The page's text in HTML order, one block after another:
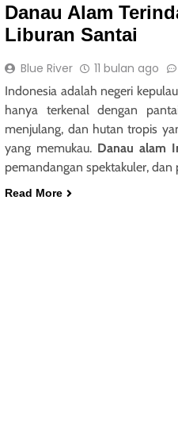
Danau Alam
Liburan Santai
Blue River 11 bulan ago
Indonesia adalah negeri
hanya terkenal dengan
menjulang, dan hutan tropis
yang memukau. Danau alam
pemandangan spektakuler, dan
Read More